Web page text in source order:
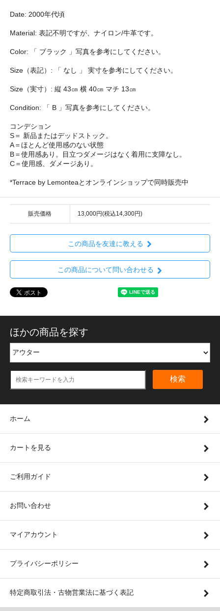
Date: 2000年代頃
Material: 表記不明ですが、ナイロン/牛革です。
Color: 「 ブラック 」写真を参考にしてください。
Size（表記）: 「 なし 」 実寸を参考にしてください。
Size（実寸）: 縦 43㎝ 横 40㎝ マチ 13㎝
Condition: 「 B 」写真を参考にしてください。
コンデション
S＝ 新品またはデッドストック。
A＝ほとんど使用感のない状態
B＝使用感あり。目立つダメージはなく着用に支障なし。
C＝使用感、ダメージあり。
*Terrace by Lemonteaとオンラインショップで同時販売中
販売価格 13,000円(税込14,300円)
この商品を友達に教える
この商品について問い合わせる
ほかの商品を探す
検索
ホーム
カートを見る
ご利用ガイド
お問い合わせ
マイアカウント
プライバシーポリシー
特定商取引法・古物営業法に基づく表記